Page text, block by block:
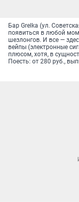
Бар Grelka (ул.
появиться в любой
шезлонгов. И все —
вейпы (электронные
плюсом, хотя, в
Поесть: от 280 руб.,